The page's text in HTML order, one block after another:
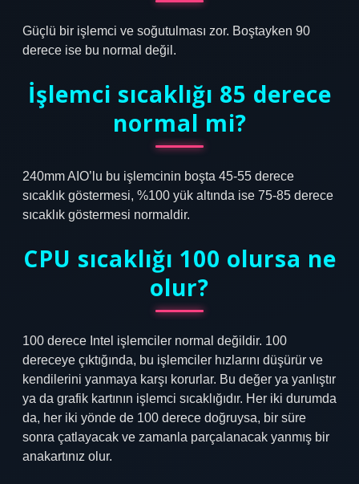
Güçlü bir işlemci ve soğutulması zor. Boştayken 90
derece ise bu normal değil.
İşlemci sıcaklığı 85 derece
normal mi?
240mm AIO’lu bu işlemcinin boşta 45-55 derece
sıcaklık göstermesi, %100 yük altında ise 75-85 derece
sıcaklık göstermesi normaldir.
CPU sıcaklığı 100 olursa ne
olur?
100 derece Intel işlemciler normal değildir. 100
dereceye çıktığında, bu işlemciler hızlarını düşürür ve
kendilerini yanmaya karşı korurlar. Bu değer ya yanlıştır
ya da grafik kartının işlemci sıcaklığıdır. Her iki durumda
da, her iki yönde de 100 derece doğruysa, bir süre
sonra çatlayacak ve zamanla parçalanacak yanmış bir
anakartınız olur.